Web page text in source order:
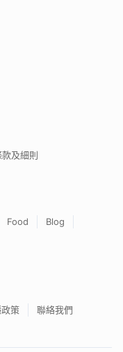
款及細則
Food
Blog
策 聯絡我們